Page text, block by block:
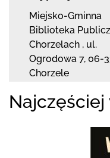
Miejsko-Gminna
Biblioteka
Chorzelach , ul.
Ogrodowa 7, 06-
Chorzele